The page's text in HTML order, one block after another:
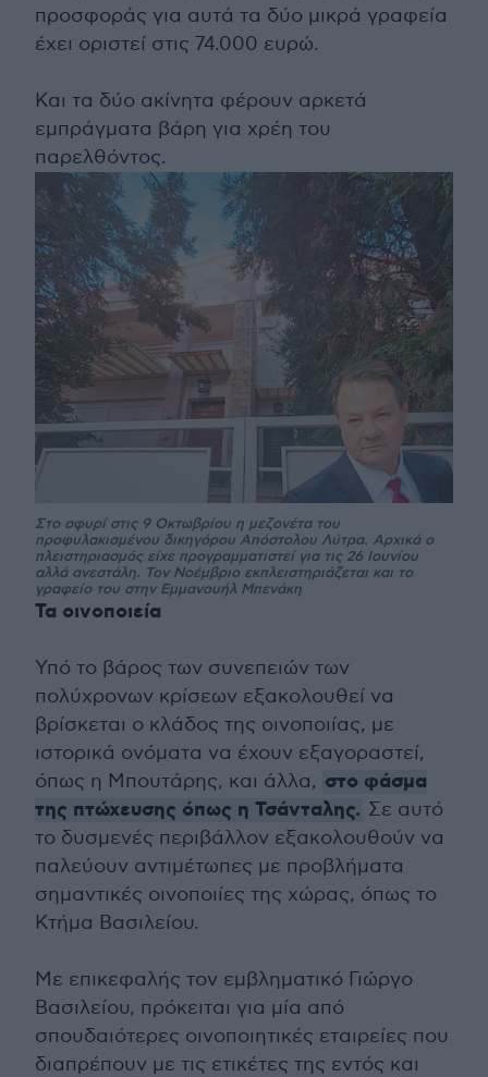
προσφοράς για αυτά τα δύο μικρά γραφεία
έχει οριστεί στις 74.000 ευρώ.
Και τα δύο ακίνητα φέρουν αρκετά
εμπράγματα βάρη για χρέη του
παρελθόντος.
Στο σφυρί στις 9 Οκτωβρίου η μεζονέτα του
προφυλακισμένου δικηγόρου Απόστολου Λύτρα. Αρχικά ο
πλειστηριασμός είχε προγραμματιστεί για τις 26 Ιουνίου
αλλά ανεστάλη. Τον Νοέμβριο εκπλειστηριάζεται και το
γραφείο του στην Εμμανουήλ Μπενάκη
Τα οινοποιεία
Υπό το βάρος των συνεπειών των
πολύχρονων κρίσεων εξακολουθεί να
βρίσκεται ο κλάδος της οινοποιίας, με
ιστορικά ονόματα να έχουν εξαγοραστεί,
όπως η Μπουτάρης, και άλλα, στο φάσμα
της πτώχευσης όπως η Τσάνταλης. Σε αυτό
το δυσμενές περιβάλλον εξακολουθούν να
παλεύουν αντιμέτωπες με προβλήματα
σημαντικές οινοποιίες της χώρας, όπως το
Κτήμα Βασιλείου.
Με επικεφαλής τον εμβληματικό Γιώργο
Βασιλείου, πρόκειται για μία από
σπουδαιότερες οινοποιητικές εταιρείες που
διαπρέπουν με τις ετικέτες της εντός και